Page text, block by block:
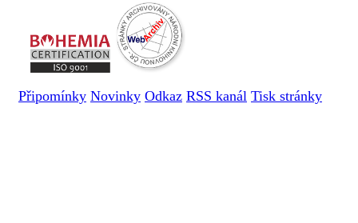
Připomínky Novinky Odkaz RSS kanál Tisk stránky